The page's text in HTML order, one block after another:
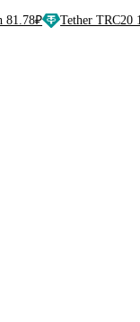
Tether TRC20 1$ →